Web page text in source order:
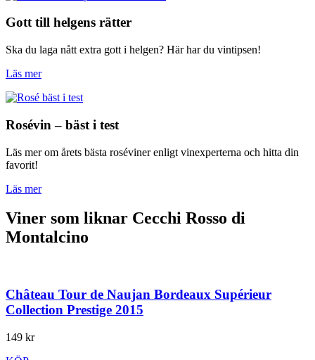
Gott till helgens rätter
Ska du laga nått extra gott i helgen? Här har du vintipsen!
Läs mer
Rosévin – bäst i test
Läs mer om årets bästa roséviner enligt vinexperterna och hitta din
favorit!
Läs mer
Viner som liknar Cecchi Rosso di
Montalcino
Château Tour de Naujan Bordeaux Supérieur
Collection Prestige 2015
149 kr